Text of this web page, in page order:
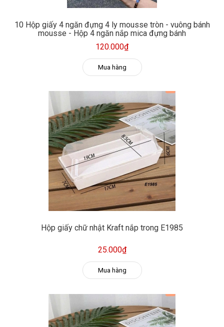
10 Hộp giấy 4 ngăn đựng 4 ly mousse tròn - vuông bánh
mousse - Hộp 4 ngăn nắp mica đựng bánh
120.000₫
Mua hàng
Hộp giấy chữ nhật Kraft nắp trong E1985
25.000₫
Mua hàng